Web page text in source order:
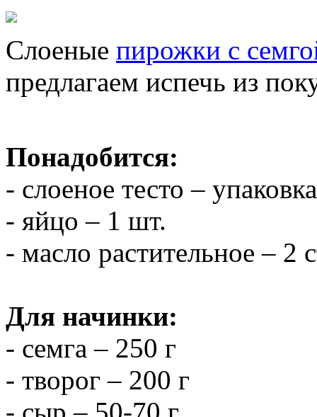
Слоеные пирожки с
предлагаем испечь из
Понадобится:
- слоеное тесто –
- яйцо – 1 шт.
- масло растительное – 2
Для начинки:
- семга – 250 г
- творог – 200 г